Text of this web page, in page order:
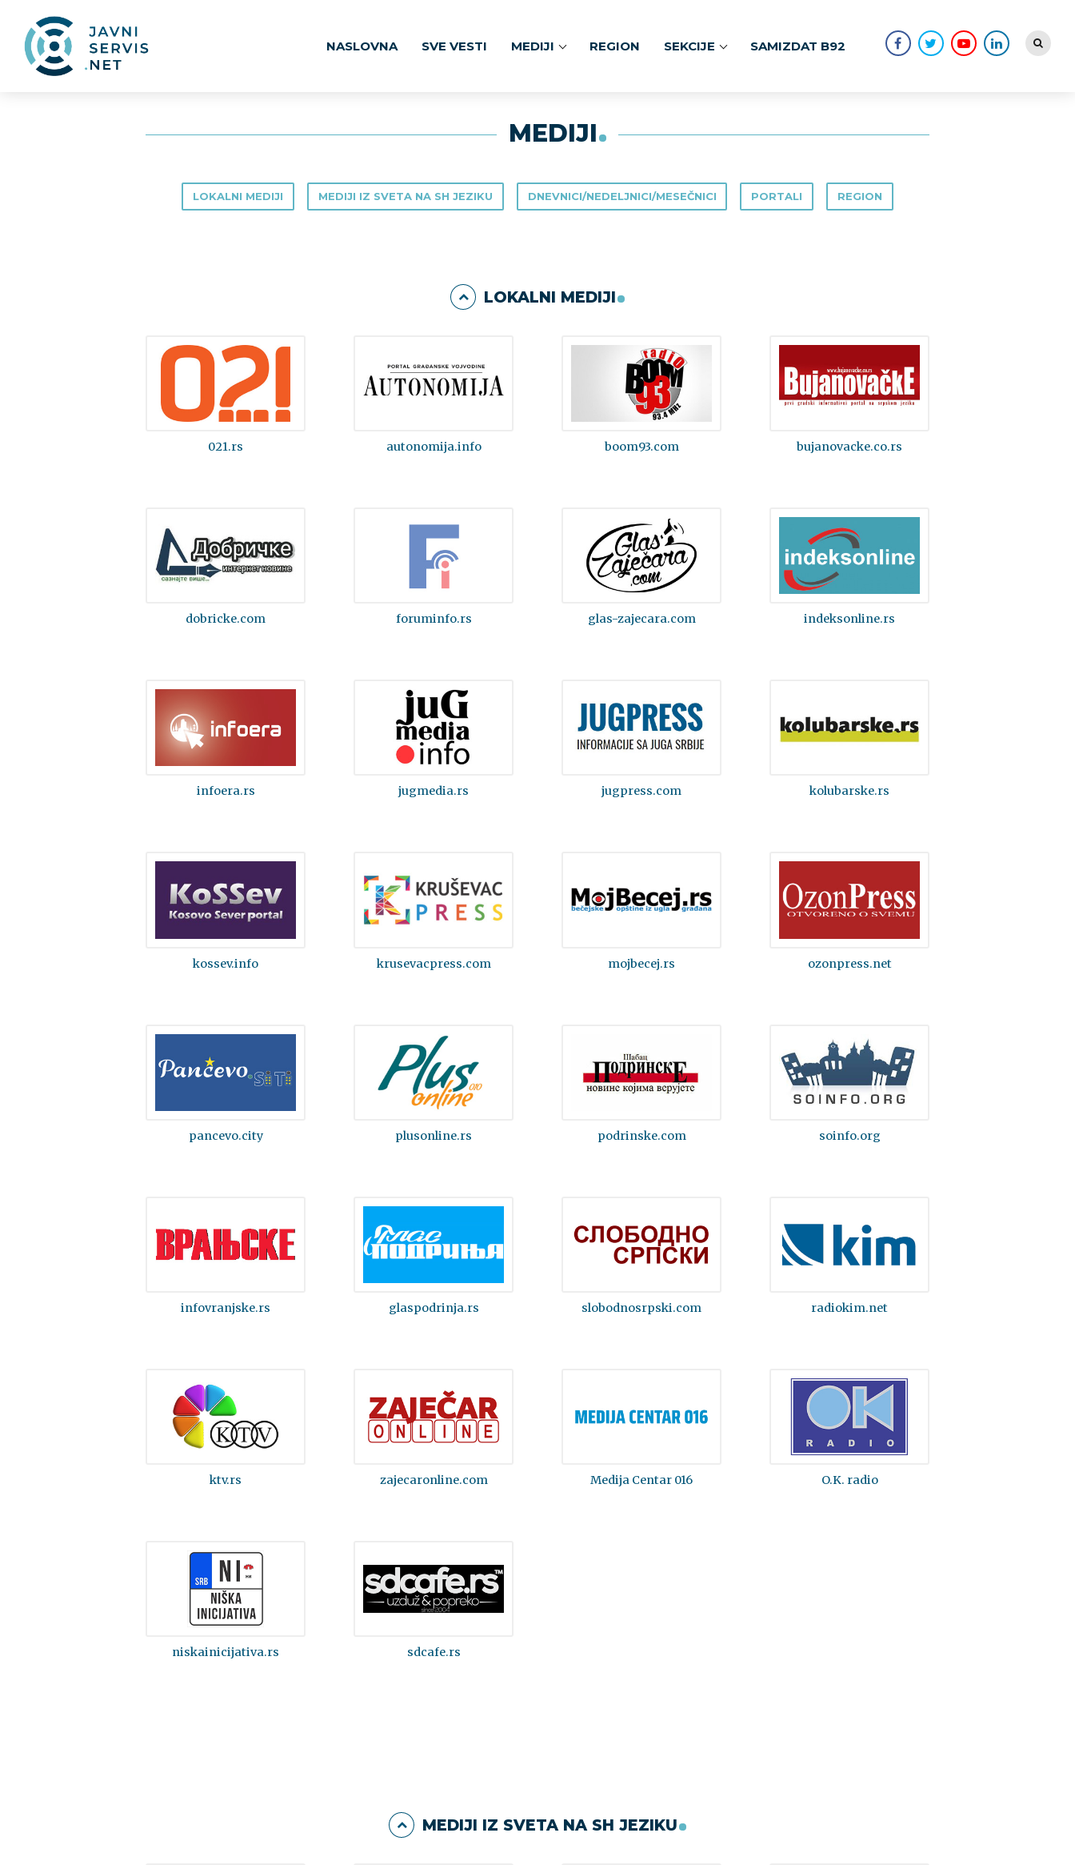
NASLOVNA SVE VESTI MEDIJI REGION SEKCIJE SAMIZDAT B92
MEDIJI
LOKALNI MEDIJI MEDIJI IZ SVETA NA SH JEZIKU DNEVNICI/NEDELJNICI/MESEČNICI PORTALI REGION
LOKALNI MEDIJI
021.rs autonomija.info boom93.com bujanovacke.co.rs
dobricke.com foruminfo.rs glas-zajecara.com indeksonline.rs
infoera.rs jugmedia.rs jugpress.com kolubarske.rs
kossev.info krusevacpress.com mojbecej.rs ozonpress.net
pancevo.city plusonline.rs podrinske.com soinfo.org
infovranjske.rs glaspodrinja.rs slobodnosrpski.com radiokim.net
ktv.rs zajecaronline.com Medija Centar 016 O.K. radio
niskainicijativa.rs sdcafe.rs
MEDIJI IZ SVETA NA SH JEZIKU